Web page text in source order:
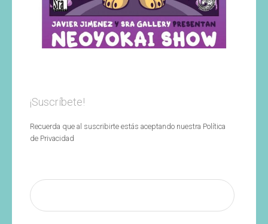
¡Suscríbete!
Recuerda que al suscribirte estás aceptando nuestra Política
de Privacidad